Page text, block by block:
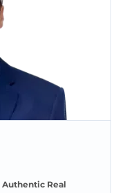
Authentic Real